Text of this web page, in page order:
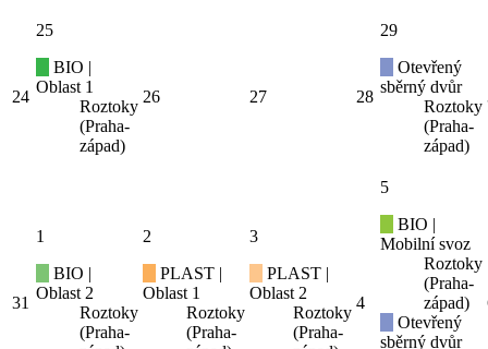
24
25
BIO |
Oblast 1
Roztoky
(Praha-
západ)
26 27 28
29
Otevřený
sběrný dvůr
Roztoky
(Praha-
západ)
31
1
BIO |
Oblast 2
Roztoky
(Praha-
2
PLAST |
Oblast 1
Roztoky
(Praha-
3
PLAST |
Oblast 2
Roztoky
(Praha-
4
5
BIO |
Mobilní svoz
Roztoky
(Praha-
západ)
Otevřený
sběrný dvůr